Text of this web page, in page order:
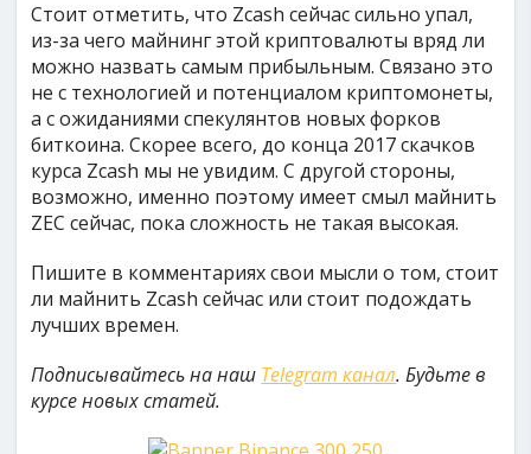
Стоит отметить, что Zcash сейчас сильно упал,
из-за чего майнинг этой криптовалюты вряд ли
можно назвать самым прибыльным. Связано это
не с технологией и потенциалом криптомонеты,
а с ожиданиями спекулянтов новых форков
биткоина. Скорее всего, до конца 2017 скачков
курса Zcash мы не увидим. С другой стороны,
возможно, именно поэтому имеет смыл майнить
ZEC сейчас, пока сложность не такая высокая.
Пишите в комментариях свои мысли о том, стоит
ли майнить Zcash сейчас или стоит подождать
лучших времен.
Подписывайтесь на наш Telegram канал. Будьте в
курсе новых статей.